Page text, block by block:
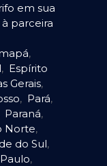
em sua
parceira
,
, Espírito
Gerais,
, Pará,
Paraná,
Norte,
do Sul,
,